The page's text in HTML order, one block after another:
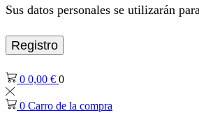
Sus datos personales se utilizarán
Registro
0 0,00 € 0
0 Carro de la compra